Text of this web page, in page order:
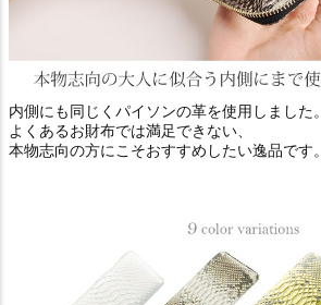
内側にも同じくパイソンの革を使用しました。
よくあるお財布では満足できない、
本物志向の方にこそおすすめしたい逸品です。